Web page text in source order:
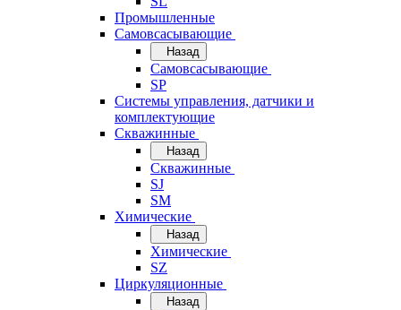
Промышленные
Самовсасывающие
Назад
Самовсасывающие
SP
Системы управления, датчики и
комплектующие
Скважинные
Назад
Скважинные
SJ
SM
Химические
Назад
Химические
SZ
Циркуляционные
Назад